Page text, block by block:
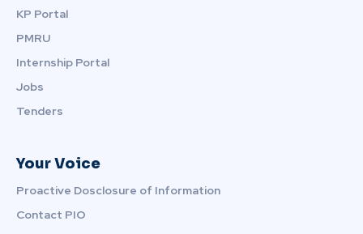
KP Portal
PMRU
Internship Portal
Jobs
Tenders
Your Voice
Proactive Dosclosure of Information
Contact PIO